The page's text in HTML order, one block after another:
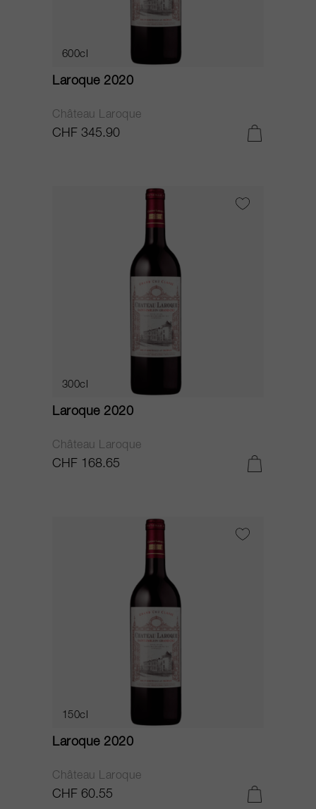
600cl
Laroque 2020
Château Laroque
CHF 345.90
300cl
Laroque 2020
Château Laroque
CHF 168.65
150cl
Laroque 2020
Château Laroque
CHF 60.55